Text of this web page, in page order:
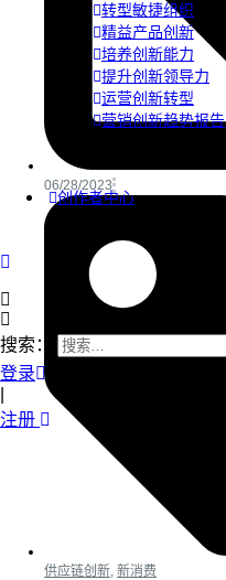
转型敏捷组织
精益产品创新
培养创新能力
提升创新领导力
运营创新转型
营销创新趋势报告
创作者中心
搜索：
登录
注册
06/28/2023
供应链创新 新消费